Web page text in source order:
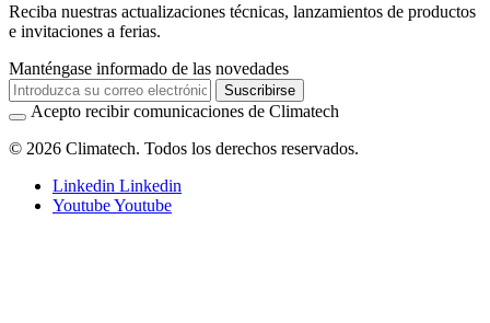
Reciba nuestras actualizaciones técnicas, lanzamientos de productos
e invitaciones a ferias.
Manténgase informado de las novedades
Suscribirse
Acepto recibir comunicaciones de Climatech
© 2026 Climatech. Todos los derechos reservados.
Linkedin Linkedin
YoutubeYoutube